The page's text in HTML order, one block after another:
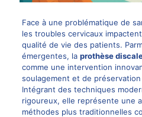
Face à une problématique de
les troubles cervicaux
qualité de vie des patients.
émergentes, la prothèse
comme une intervention
soulagement et de
Intégrant des techniques
rigoureux, elle représente une
méthodes plus traditionnelles